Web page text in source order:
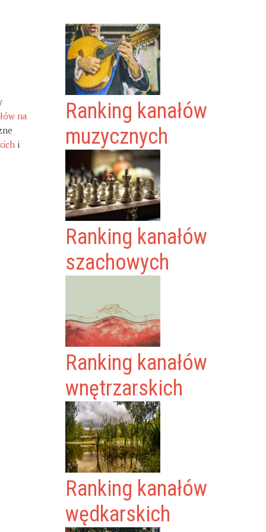
na
i
Ranking kanałów
muzycznych
Ranking kanałów
szachowych
Ranking kanałów
wnętrzarskich
Ranking kanałów
wędkarskich